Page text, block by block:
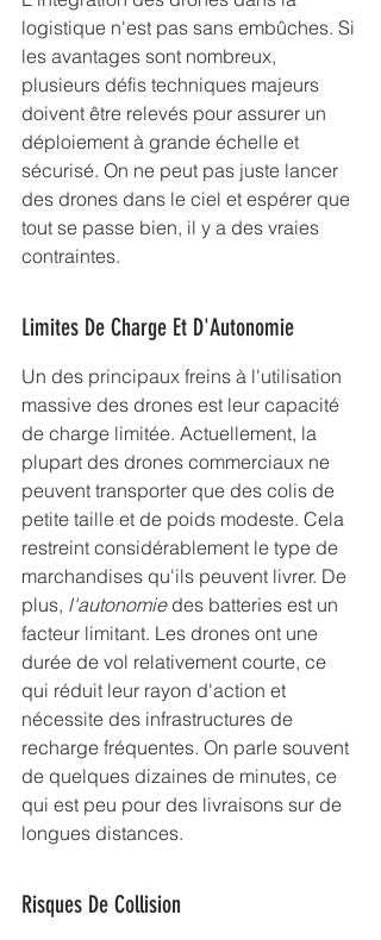
logistique n'est pas sans embûches. Si
les avantages sont nombreux,
plusieurs défis techniques majeurs
doivent être relevés pour assurer un
déploiement à grande échelle et
sécurisé. On ne peut pas juste lancer
des drones dans le ciel et espérer que
tout se passe bien, il y a des vraies
contraintes.
Limites De Charge Et D'Autonomie
Un des principaux freins à l'utilisation
massive des drones est leur capacité
de charge limitée. Actuellement, la
plupart des drones commerciaux ne
peuvent transporter que des colis de
petite taille et de poids modeste. Cela
restreint considérablement le type de
marchandises qu'ils peuvent livrer. De
plus, l'autonomie des batteries est un
facteur limitant. Les drones ont une
durée de vol relativement courte, ce
qui réduit leur rayon d'action et
nécessite des infrastructures de
recharge fréquentes. On parle souvent
de quelques dizaines de minutes, ce
qui est peu pour des livraisons sur de
longues distances.
Risques De Collision